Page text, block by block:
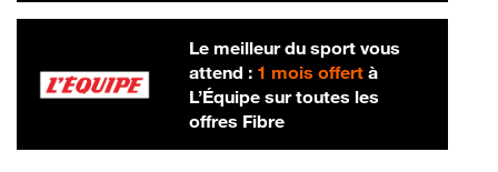
Le meilleur du sport vous
attend : 1 mois offertà
L’Équipe sur toutes les
offres Fibre